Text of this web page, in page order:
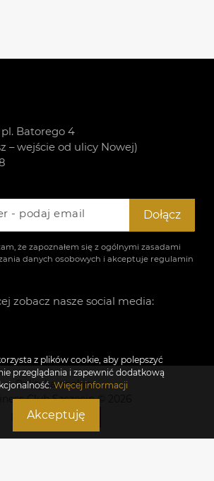
Batorego 4
– wejście od ulicy Nowej)
- podaj email
że zapoznałem się z ogólnymi zasadami
danych osobowych i akceptuje regulamin
Dołącz
zobacz nasze social media:
Polityka cookies
Club Szczecin © 2026
Realizacja:
z plików cookie, aby polepszyć
przeglądania i zapewnić dodatkową
Więcej informacji
Akceptuję